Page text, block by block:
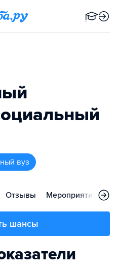
вуз
Отзывы Мероприятия
шансы